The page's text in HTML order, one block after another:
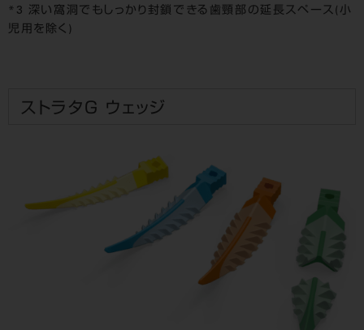
*3 深い窩洞でもしっかり封鎖できる歯頸部の延長スペース(小
児用を除く)
ストラタＧ ウェッジ